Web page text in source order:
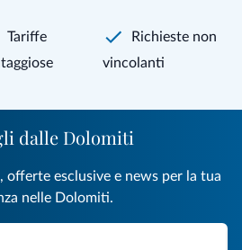
Tariffe
Richieste non
vincolanti
dalle Dolomiti
offerte esclusive e news per la tua
nelle Dolomiti.